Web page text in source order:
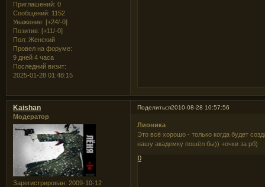
Приглашений: 0
Сообщений: 1152
Уважение: [+24/-0]
Позитив: [+11/-0]
Пол: Женский
Провел на форуме:
9 дней 4 часа
Последний визит:
2025-01-28 01:48:15
Поделиться2010-08-28 10:57:56
Kaishan
Модератор
Зарегистрирован: 2009-10-12
Лионика
Это всё хорошо - только когда будет
нашу академку пошёл бы)) +очки за рб)
0